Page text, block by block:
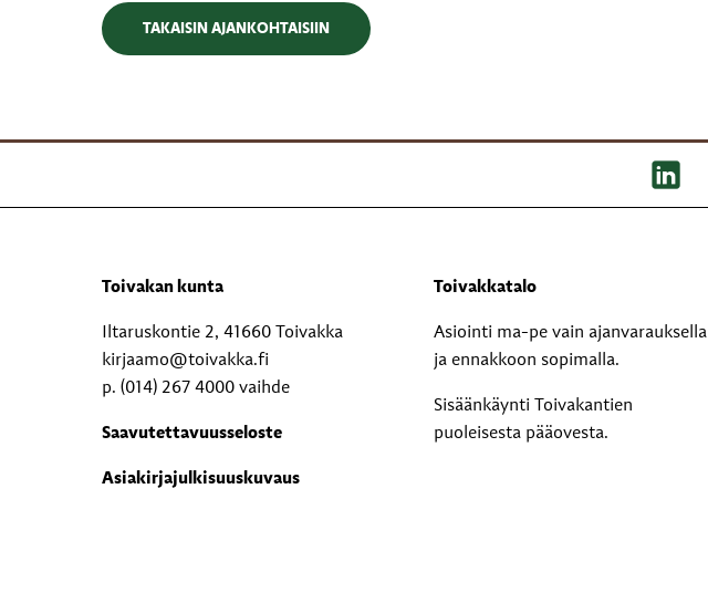
TAKAISIN AJANKOHTAISIIN
Toivakan kunta
Iltaruskontie 2, 41660 Toivakka
kirjaamo@toivakka.fi
p. (014) 267 4000 vaihde
Saavutettavuusseloste
Asiakirjajulkisuuskuvaus
Toivakkatalo
Asiointi ma-pe vain ajanvarauksella
ja ennakkoon sopimalla.
Sisäänkäynti Toivakantien
puoleisesta pääovesta.